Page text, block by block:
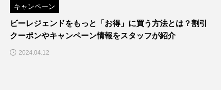
キャンペーン
ビーレジェンドをもっと「お得」に買う方法とは？割引
クーポンやキャンペーン情報をスタッフが紹介
2024.04.12